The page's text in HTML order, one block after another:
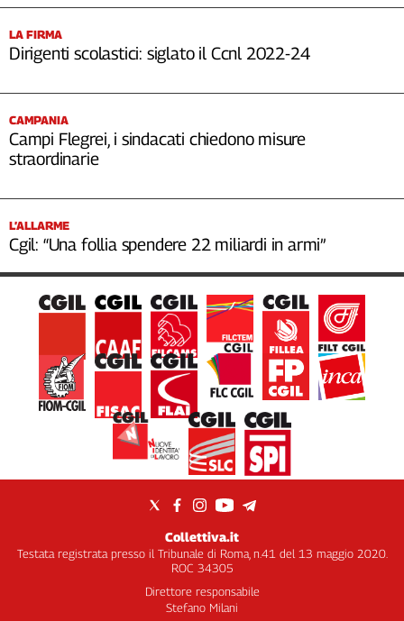
LA FIRMA
Dirigenti scolastici: siglato il Ccnl 2022-24
CAMPANIA
Campi Flegrei, i sindacati chiedono misure
straordinarie
L’ALLARME
Cgil: “Una follia spendere 22 miliardi in armi”
Collettiva.it
Testata registrata presso il Tribunale di Roma, n.41 del 13 maggio 2020.
ROC 34305
Direttore responsabile
Stefano Milani